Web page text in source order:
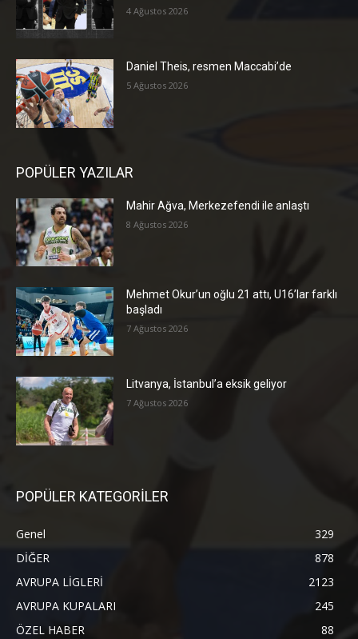
4 Ağustos 2026
Daniel Theis, resmen Maccabi’de
5 Ağustos 2026
POPÜLER YAZILAR
Mahir Ağva, Merkezefendi ile anlaştı
8 Ağustos 2026
Mehmet Okur’un oğlu 21 attı, U16’lar farklı
başladı
7 Ağustos 2026
Litvanya, İstanbul’a eksik geliyor
7 Ağustos 2026
POPÜLER KATEGORİLER
Genel
329
DİĞER
878
AVRUPA LİGLERİ
2123
AVRUPA KUPALARI
245
ÖZEL HABER
88